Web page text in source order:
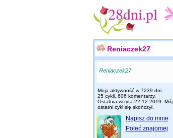
Reniaczek27
Reniaczek27
Moja aktywność w 7239 dni:
25 cykli, 606 komentarzy.
Ostatnia wizyta 22.12.2019 . Mój
ostatni cykl się skończył.
Napisz do mnie
Poleć znajomej